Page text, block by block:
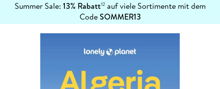
Summer Sale: 13% Rabatt12auf viele Sortimente mit dem
CodeSOMMER13
erfahren